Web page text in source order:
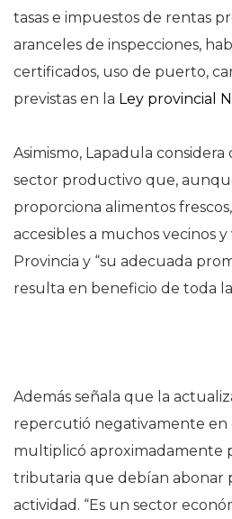
tasas e impuestos de rentas
aranceles de inspecciones,
certificados, uso de puerto,
previstas en la Ley provincial
Asimismo, Lapadula
sector productivo que,
proporciona alimentos
accesibles a muchos vecinos y
Provincia y “su adecuada
resulta en beneficio de toda la
Además señala que la
repercutió negativamente en
multiplicó aproximadamente
tributaria que debían abonar
actividad. “Es un sector